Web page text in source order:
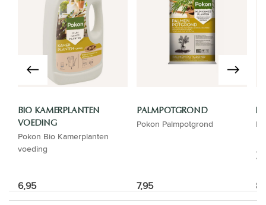
BIO KAMERPLANTEN
VOEDING
Pokon Bio Kamerplanten
voeding
6,95
PALMPOTGROND
Pokon Palmpotgrond
7,95